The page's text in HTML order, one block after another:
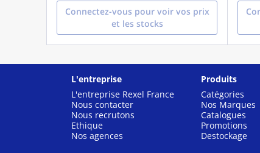
Connectez-vous pour voir vos prix
et les stocks
L'entreprise
L'entreprise Rexel France
Nous contacter
Nous recrutons
Ethique
Nos agences
Produits
Catégories
Nos Marques
Catalogues
Promotions
Destockage